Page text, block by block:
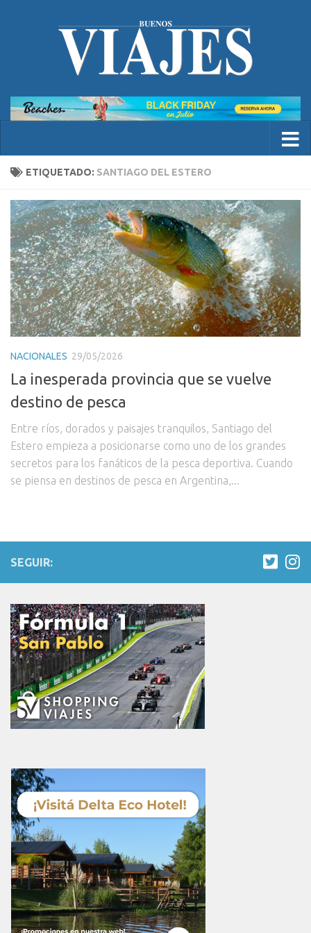
ETIQUETADO: SANTIAGO DEL ESTERO
NACIONALES 29/05/2026
La inesperada provincia que se vuelve
destino de pesca
Entre ríos, dorados y paisajes tranquilos, Santiago del
Estero empieza a posicionarse como uno de los grandes
secretos para los fanáticos de la pesca deportiva. Cuando
se piensa en destinos de pesca en Argentina,...
SEGUIR: